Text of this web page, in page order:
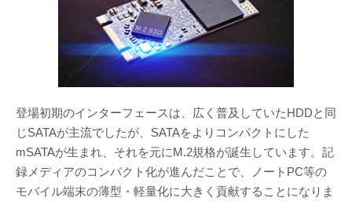
登場初期のインターフェースは、広く普及していたHDDと同
じSATAが主流でしたが、SATAをよりコンパクトにした
mSATAが生まれ、それを元にM.2規格が誕生しています。記
録メディアのコンパクト化が進んだことで、ノートPC等の
モバイル端末の薄型・軽量化に大きく貢献することになりま